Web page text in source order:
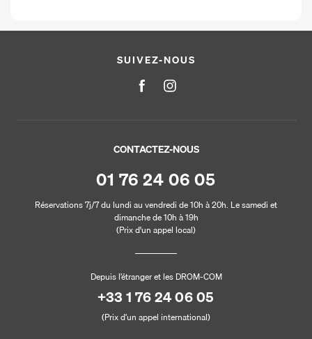
SUIVEZ-NOUS
CONTACTEZ-NOUS
01 76 24 06 05
Réservations 7j/7 du lundi au vendredi de 10h à 20h. Le samedi et
dimanche de 10h à 19h
(Prix d'un appel local)
Depuis l’étranger et les DROM-COM
+33 1 76 24 06 05
(Prix d’un appel international)